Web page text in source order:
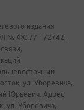
издания
№ ФС 77 - 72742,
ул. Уборевича,
Юрьевич. Адрес
ул. Уборевича,